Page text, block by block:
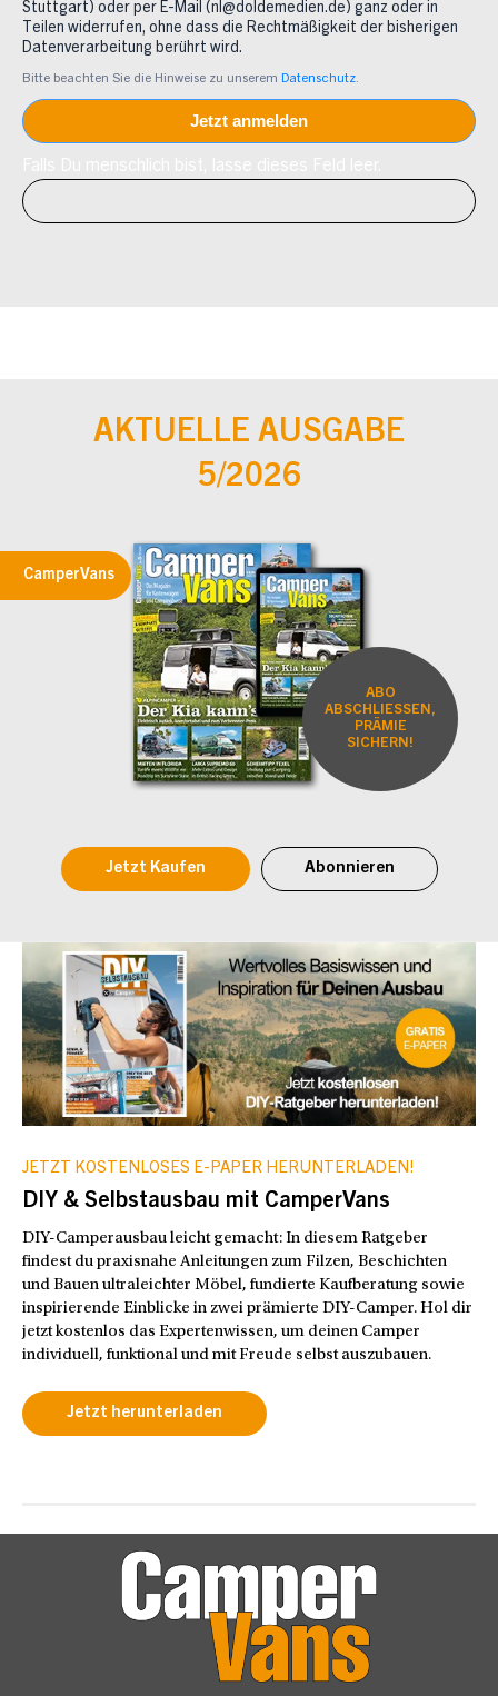
Stuttgart) oder per E-Mail (nl@doldemedien.de) ganz oder in
Teilen widerrufen, ohne dass die Rechtmäßigkeit der bisherigen
Datenverarbeitung berührt wird.
Bitte beachten Sie die Hinweise zu unserem Datenschutz.
AKTUELLE AUSGABE
5/2026
CamperVans
ABO
ABSCHLIESSEN,
PRÄMIE
SICHERN!
Jetzt Kaufen Abonnieren
JETZT KOSTENLOSES E-PAPER HERUNTERLADEN!
DIY & Selbstausbau mit CamperVans
DIY-Camperausbau leicht gemacht: In diesem Ratgeber
findest du praxisnahe Anleitungen zum Filzen, Beschichten
und Bauen ultraleichter Möbel, fundierte Kaufberatung sowie
inspirierende Einblicke in zwei prämierte DIY-Camper. Hol dir
jetzt kostenlos das Expertenwissen, um deinen Camper
individuell, funktional und mit Freude selbst auszubauen.
Jetzt herunterladen